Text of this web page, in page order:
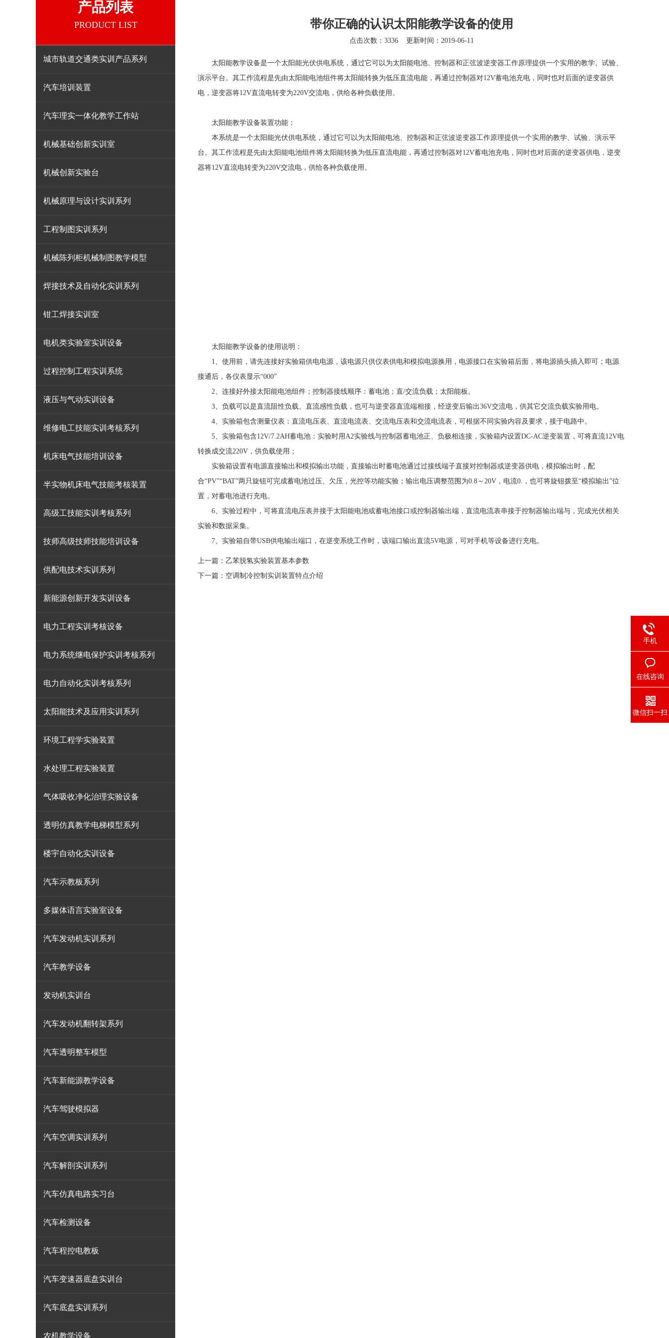
产品列表
PRODUCT LIST
城市轨道交通类实训产品系列
汽车培训装置
汽车理实一体化教学工作站
机械基础创新实训室
机械创新实验台
机械原理与设计实训系列
工程制图实训系列
机械陈列柜机械制图教学模型
焊接技术及自动化实训系列
钳工焊接实训室
电机类实验室实训设备
过程控制工程实训系统
液压与气动实训设备
维修电工技能实训考核系列
机床电气技能培训设备
半实物机床电气技能考核装置
高级工技能实训考核系列
技师高级技师技能培训设备
供配电技术实训系列
新能源创新开发实训设备
电力工程实训考核设备
电力系统继电保护实训考核系列
电力自动化实训考核系列
太阳能技术及应用实训系列
环境工程学实验装置
水处理工程实验装置
气体吸收净化治理实验设备
透明仿真教学电梯模型系列
楼宇自动化实训设备
汽车示教板系列
多媒体语言实验室设备
汽车发动机实训系列
汽车教学设备
发动机实训台
汽车发动机翻转架系列
汽车透明整车模型
汽车新能源教学设备
汽车驾驶模拟器
汽车空调实训系列
汽车解剖实训系列
汽车仿真电路实习台
汽车检测设备
汽车程控电教板
汽车变速器底盘实训台
汽车底盘实训系列
农机教学设备
带你正确的认识太阳能教学设备的使用
点击次数：3336 更新时间：2019-06-11
太阳能教学设备是一个太阳能光伏供电系统，通过它可以为太阳能电池、控制器和正弦波逆变器工作原理提供一个实用的教学、试验、
演示平台。其工作流程是先由太阳能电池组件将太阳能转换为低压直流电能，再通过控制器对12V蓄电池充电，同时也对后面的逆变器供
电，逆变器将12V直流电转变为220V交流电，供给各种负载使用。
太阳能教学设备装置功能：
本系统是一个太阳能光伏供电系统，通过它可以为太阳能电池、控制器和正弦波逆变器工作原理提供一个实用的教学、试验、演示平
台。其工作流程是先由太阳能电池组件将太阳能转换为低压直流电能，再通过控制器对12V蓄电池充电，同时也对后面的逆变器供电，逆变
器将12V直流电转变为220V交流电，供给各种负载使用。
太阳能教学设备的使用说明：
1、使用前，请先连接好实验箱供电电源，该电源只供仪表供电和模拟电源换用，电源接口在实验箱后面，将电源插头插入即可；电源
接通后，各仪表显示“000”
2、连接好外接太阳能电池组件；控制器接线顺序：蓄电池；直/交流负载；太阳能板。
3、负载可以是直流阻性负载、直流感性负载，也可与逆变器直流端相接，经逆变后输出36V交流电，供其它交流负载实验用电。
4、实验箱包含测量仪表：直流电压表、直流电流表、交流电压表和交流电流表，可根据不同实验内容及要求，接于电路中。
5、实验箱包含12V/7.2AH蓄电池：实验时用A2实验线与控制器蓄电池正、负极相连接，实验箱内设置DC-AC逆变装置，可将直流12V电
转换成交流220V，供负载使用；
实验箱设置有电源直接输出和模拟输出功能，直接输出时蓄电池通过过接线端子直接对控制器或逆变器供电，模拟输出时，配
合“PV”“BAT”两只旋钮可完成蓄电池过压、欠压，光控等功能实验；输出电压调整范围为0.8～20V，电流0.，也可将旋钮拨至“模拟输出”位
置，对蓄电池进行充电。
6、实验过程中，可将直流电压表并接于太阳能电池或蓄电池接口或控制器输出端，直流电流表串接于控制器输出端与，完成光伏相关
实验和数据采集。
7、实验箱自带USB供电输出端口，在逆变系统工作时，该端口输出直流5V电源，可对手机等设备进行充电。
上一篇： 乙苯脱氢实验装置基本参数
下一篇： 空调制冷控制实训装置特点介绍
手机
在线咨询
微信扫一扫